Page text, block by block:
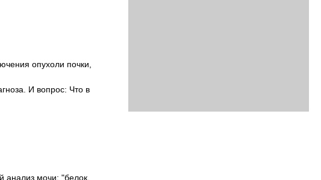
опухоли почки,
И вопрос: Что в
анализ мочи: "белок,